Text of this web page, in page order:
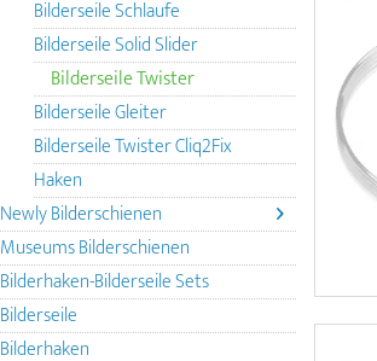
Bilderseile Schlaufe
Bilderseile Solid Slider
Bilderseile Twister
Bilderseile Gleiter
Bilderseile Twister Cliq2Fix
Haken
Newly Bilderschienen
Museums Bilderschienen
Bilderhaken-Bilderseile Sets
Bilderseile
Bilderhaken